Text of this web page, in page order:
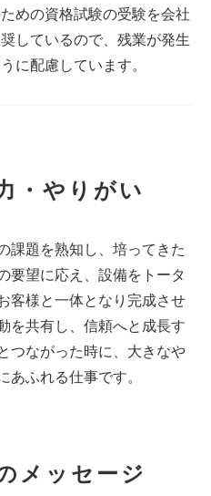
めの資格試験の受験を会社
しているので、残業が発生
に配慮しています。
・やりがい
課題を熟知し、培ってきた
要望に応え、設備をトータ
客様と一体となり完成させ
を共有し、信頼へと成長す
つながった時に、大きなや
ふれる仕事です。
メッセージ